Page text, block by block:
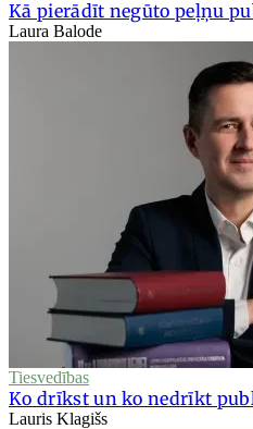
Kā pierādīt negūto peļņu
Laura Balode
Tiesvedības
Ko drīkst un ko nedrīkt
Lauris Klagišs